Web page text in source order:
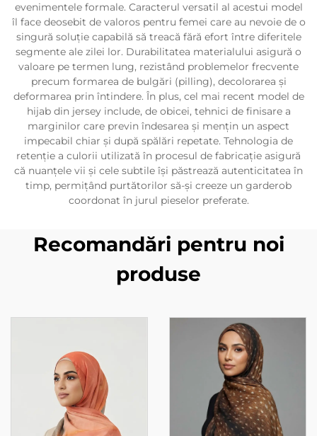
evenimentele formale. Caracterul versatil al acestui model
îl face deosebit de valoros pentru femei care au nevoie de o
singură soluție capabilă să treacă fără efort între diferitele
segmente ale zilei lor. Durabilitatea materialului asigură o
valoare pe termen lung, rezistând problemelor frecvente
precum formarea de bulgări (pilling), decolorarea și
deformarea prin întindere. În plus, cel mai recent model de
hijab din jersey include, de obicei, tehnici de finisare a
marginilor care previn îndesarea și mențin un aspect
impecabil chiar și după spălări repetate. Tehnologia de
retenție a culorii utilizată în procesul de fabricație asigură
că nuanțele vii și cele subtile își păstrează autenticitatea în
timp, permițând purtătorilor să-și creeze un garderob
coordonat în jurul pieselor preferate.
Recomandări pentru noi
produse